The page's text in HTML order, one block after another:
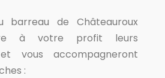
barreau de Châteauroux
à votre profit leurs
vous accompagneront
: